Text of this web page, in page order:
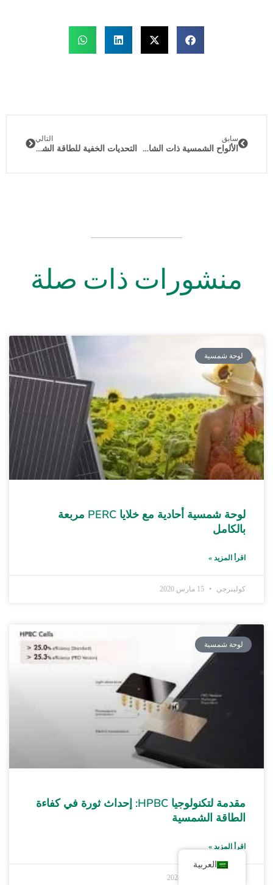
سابق
الألواح الشمسية ذات الشاشة الكاملة من الجانب A: حل التنظيف الذاتي لتحسين الأداء
التالي
التحديات الخفية للطاقة الشمسية خارج الشبكة: ما لا يخبرك به أحد
منشورات ذات صلة
لوحة شمسية
لوحة شمسية أحادية مع خلايا PERC مربعة
بالكامل
اقرأ المزيد »
كولينرجي
لوحة شمسية
مقدمة لتكنولوجيا HPBC: إحداث ثورة في كفاءة
الطاقة الشمسية
اقرأ المزيد »
العربية